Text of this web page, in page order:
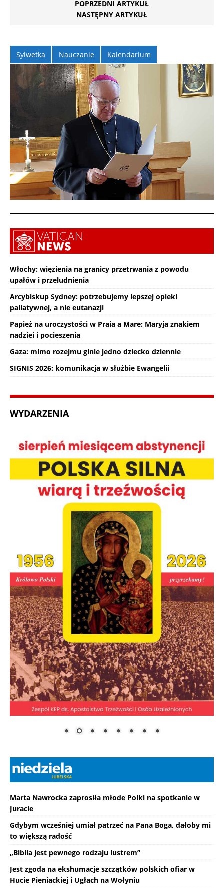
POPRZEDNI ARTYKUŁ
NASTĘPNY ARTYKUŁ
Sylwetka Nauczanie Kalendarium
Włochy: więzienia na granicy przetrwania z powodu
upałów i przeludnienia
Arcybiskup Sydney: potrzebujemy lepszej opieki
paliatywnej, a nie eutanazji
Papież na uroczystości w Praia a Mare: Maryja znakiem
nadziei i pocieszenia
Gaza: mimo rozejmu ginie jedno dziecko dziennie
SIGNIS 2026: komunikacja w służbie Ewangelii
WYDARZENIA
Marta Nawrocka zaprosiła młode Polki na spotkanie w
Juracie
Gdybym wcześniej umiał patrzeć na Pana Boga, dałoby mi
to większą radość
„Biblia jest pewnego rodzaju lustrem”
Jest zgoda na ekshumacje szczątków polskich ofiar w
Hucie Pieniackiej i Ugłach na Wołyniu